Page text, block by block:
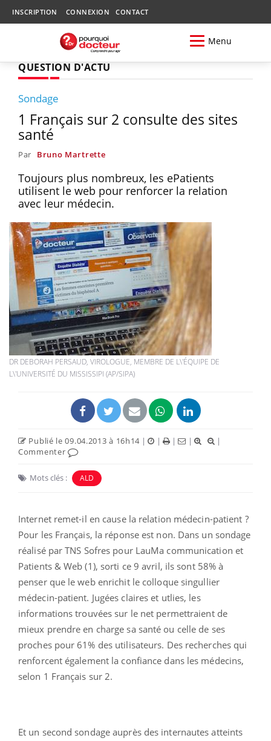
INSCRIPTION CONNEXION CONTACT
Menu
QUESTION D'ACTU
Sondage
1 Français sur 2 consulte des sites
santé
Par Bruno Martrette
Toujours plus nombreux, les ePatients
utilisent le web pour renforcer la relation
avec leur médecin.
DR DEBORAH PERSAUD, VIROLOGUE, MEMBRE DE L\'ÉQUIPE DE
L\'UNIVERSITÉ DU MISSISSIPI (AP/SIPA)
Publié le 09.04.2013 à 16h14 | | | |
|
Commenter
Mots clés : ALD
Internet remet-il en cause la relation médecin-patient ?
Pour les Français, la réponse est non. Dans un sondage
réalisé par TNS Sofres pour LauMa communication et
Patients & Web (1), sorti ce 9 avril, ils sont 58% à
penser que le web enrichit le colloque singullier
médecin-patient. Jugées claires et utlies, les
informations trouvées sur le net permettraient de
mieux prendre en charge sa santé ou celle de ses
proches pour 61% des utilisateurs. Des recherches qui
renforcent également la confiance dans les médecins,
selon 1 Français sur 2.
Et un second sondage auprès des internautes atteints